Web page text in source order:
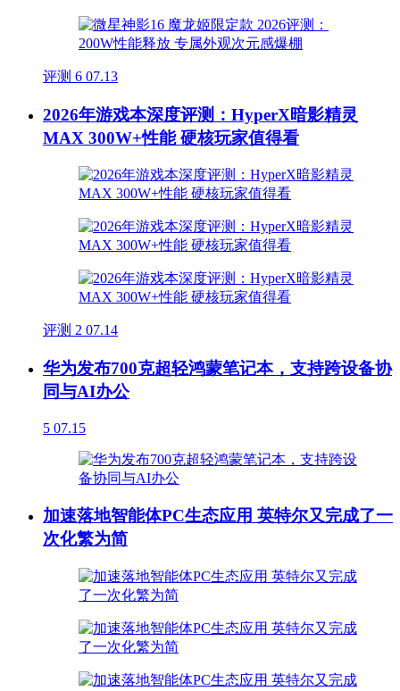
评测 6 07.13
2026年游戏本深度评测：HyperX暗影精灵
MAX 300W+性能 硬核玩家值得看
评测 2 07.14
华为发布700克超轻鸿蒙笔记本，支持跨设备协
同与AI办公
5 07.15
加速落地智能体PC生态应用 英特尔又完成了一
次化繁为简